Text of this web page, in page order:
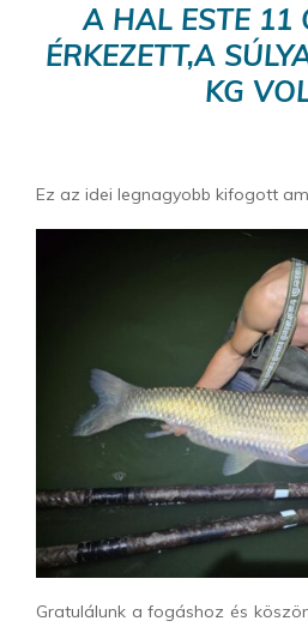
A HAL ESTE 11
ÉRKEZETT,A
KG
Ez az idei legnagyobb kifogott
Gratulálunk a fogáshoz és